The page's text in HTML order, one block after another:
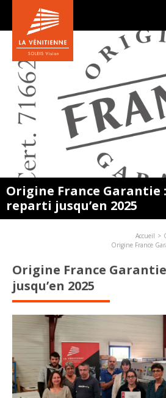
Origine France Garantie :
reparti jusqu’en 2025
Accueil
Origine France
Origine France
jusqu’en 2025